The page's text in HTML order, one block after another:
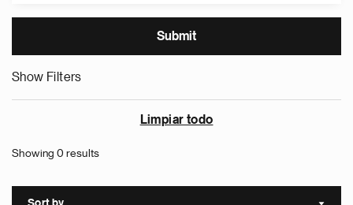
Show Filters
Limpiar todo
Showing 0 results